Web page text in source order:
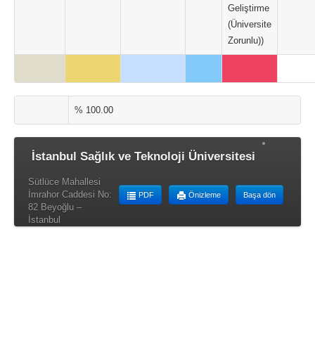
Geliştirme
(Üniversite
Zorunlu))
% 100.00
İstanbul Sağlık ve Teknoloji Üniversitesi
Başa dön
Önizleme
PDF
Sütlüce Mahallesi
İmrahor Caddesi No:
82 Beyoğlu –
İstanbul